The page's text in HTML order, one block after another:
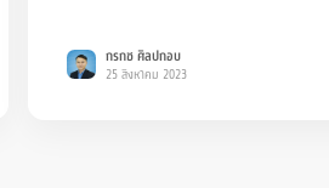
กรกช ศิลปกอบ
25 สิงหาคม 2023